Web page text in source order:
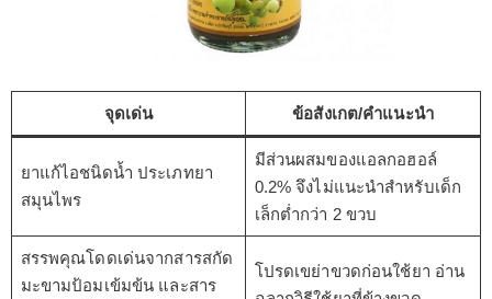
จุดเด่น ข้อสังเกต/คำแนะนำ
ยาแก้ไอชนิดน้ำ ประเภทยา
สมุนไพร
มีส่วนผสมของแอลกอฮอล์
0.2% จึงไม่แนะนำสำหรับเด็ก
เล็กต่ำกว่า 2 ขวบ
สรรพคุณโดดเด่นจากสารสกัด
มะขามป้อมเข้มข้น และสาร
โปรดเขย่าขวดก่อนใช้ยา อ่าน